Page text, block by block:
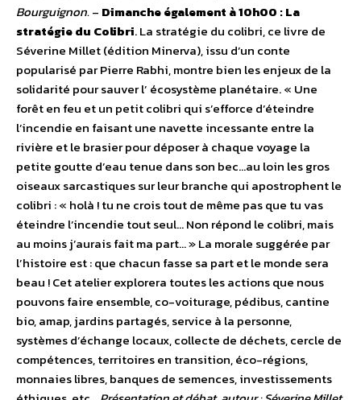
Bourguignon.– Dimanche également à 10h00 : La
stratégie du Colibri. La stratégie du colibri, ce livre de
Séverine Millet (édition Minerva), issu d’un conte
popularisé par Pierre Rabhi, montre bien les enjeux de la
solidarité pour sauver l’ écosystème planétaire. « Une
forêt en feu et un petit colibri qui s’efforce d’éteindre
l’incendie en faisant une navette incessante entre la
rivière et le brasier pour déposer à chaque voyage la
petite goutte d’eau tenue dans son bec…au loin les gros
oiseaux sarcastiques sur leur branche qui apostrophent le
colibri : « holà ! tu ne crois tout de même pas que tu vas
éteindre l’incendie tout seul… Non répond le colibri, mais
au moins j’aurais fait ma part… » La morale suggérée par
l’histoire est : que chacun fasse sa part et le monde sera
beau ! Cet atelier explorera toutes les actions que nous
pouvons faire ensemble, co-voiturage, pédibus, cantine
bio, amap, jardins partagés, service à la personne,
systèmes d’échange locaux, collecte de déchets, cercle de
compétences, territoires en transition, éco-régions,
monnaies libres, banques de semences, investissements